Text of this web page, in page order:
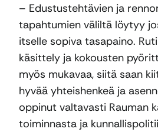
– Edustustehtävien ja
tapahtumien väliltä löytyy
itselle sopiva tasapaino.
käsittely ja kokousten
myös mukavaa, siitä saan
hyvää yhteishenkeä ja
oppinut valtavasti Rauman
toiminnasta ja